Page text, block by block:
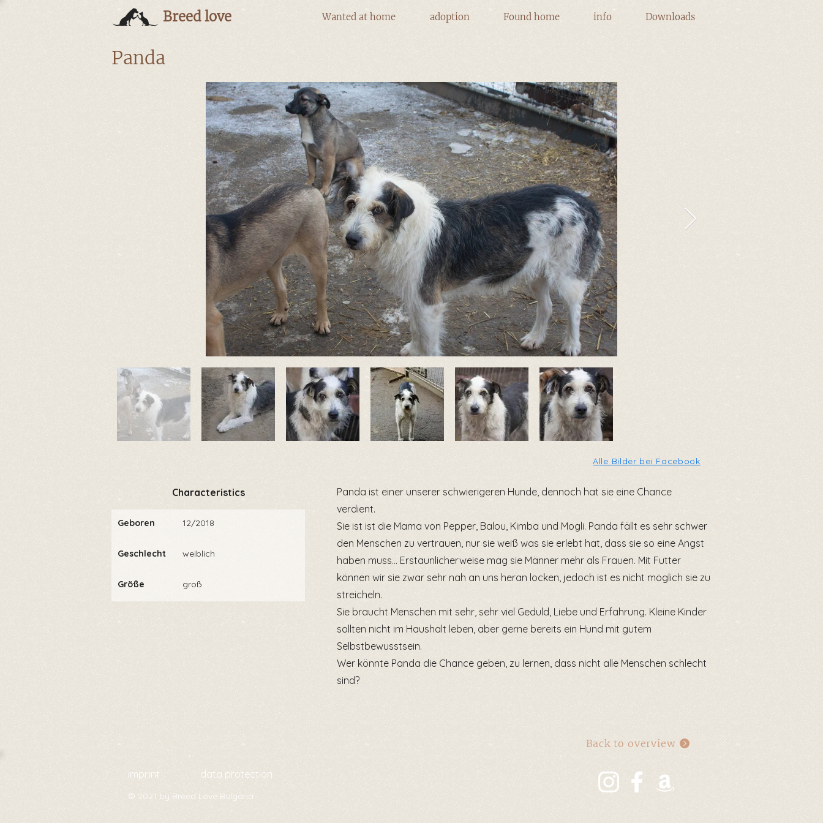
Breed love Wanted at home adoption Found home info Downloads
Panda
Alle Bilder bei Facebook
Characteristics
Geboren 12/2018
Geschlecht weiblich
Größe groß
Panda ist einer unserer schwierigeren Hunde, dennoch hat sie eine Chance
verdient.
Sie ist ist die Mama von Pepper, Balou, Kimba und Mogli. Panda fällt es sehr schwer
den Menschen zu vertrauen, nur sie weiß was sie erlebt hat, dass sie so eine Angst
haben muss... Erstaunlicherweise mag sie Männer mehr als Frauen. Mit Futter
können wir sie zwar sehr nah an uns heran locken, jedoch ist es nicht möglich sie zu
streicheln.
Sie braucht Menschen mit sehr, sehr viel Geduld, Liebe und Erfahrung. Kleine Kinder
sollten nicht im Haushalt leben, aber gerne bereits ein Hund mit gutem
Selbstbewusstsein.
Wer könnte Panda die Chance geben, zu lernen, dass nicht alle Menschen schlecht
sind?
Back to overview
imprint data protection
© 2021 by Breed Love Bulgaria